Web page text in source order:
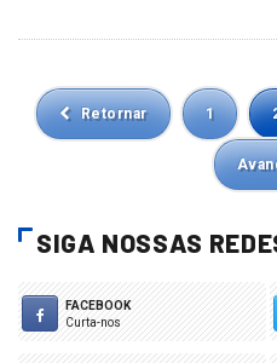
Retornar 1
SIGA NOSSAS
FACEBOOK
Curta-nos